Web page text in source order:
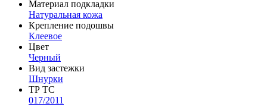
Материал подкладки
Натуральная кожа
Крепление подошвы
Клеевое
Цвет
Черный
Вид застежки
Шнурки
ТР ТС
017/2011